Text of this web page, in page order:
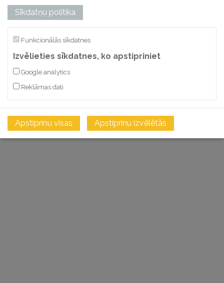
SALĪDZINĀT
Sīkdatņu politika
Funkcionālās sīkdatnes
Izvēlieties sīkdatnes, ko apstipriniet
Google analytics
Reklāmas dati
Apstiprinu visas Apstiprinu izvēlētās